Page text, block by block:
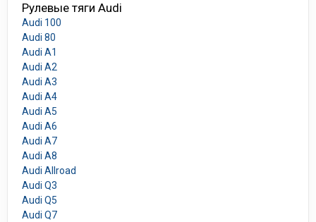
Рулевые тяги Audi
Audi 100
Audi 80
Audi A1
Audi A2
Audi A3
Audi A4
Audi A5
Audi A6
Audi A7
Audi A8
Audi Allroad
Audi Q3
Audi Q5
Audi Q7